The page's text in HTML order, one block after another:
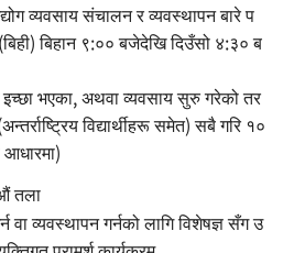
व्यवसाय संचालन र व्यवस्थापन बारे प
बिहान ९:०० बजेदेखि दिउँसो ४:३० ब
इच्छा भएका, अथवा व्यवसाय सुरु गरेको तर
विद्यार्थीहरू समेत) सबै गरि १०
आधारमा)
तला
वा व्यवस्थापन गर्नको लागि विशेषज्ञ सँग उ